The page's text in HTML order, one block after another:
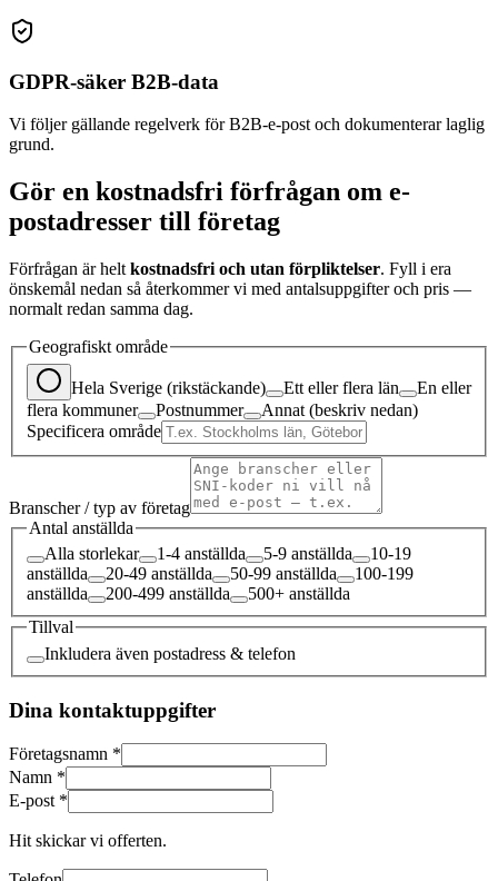
GDPR-säker B2B-data
Vi följer gällande regelverk för B2B-e-post och dokumenterar laglig
grund.
Gör en kostnadsfri förfrågan om e-
postadresser till företag
Förfrågan är helt kostnadsfri och utan förpliktelser. Fyll i era
önskemål nedan så återkommer vi med antalsuppgifter och pris —
normalt redan samma dag.
Geografiskt område
Hela Sverige (rikstäckande) Ett eller flera län
En eller
flera kommuner
Postnummer
Annat (beskriv nedan)
Specificera område
Branscher / typ av företag
Antal anställda
Alla storlekar
1-4 anställda 5-9 anställda
10-19
anställda
20-49 anställda 50-99 anställda
100-199
anställda
200-499 anställda
500+ anställda
Tillval
Inkludera även postadress & telefon
Dina kontaktuppgifter
Företagsnamn *
Namn *
E-post *
Hit skickar vi offerten.